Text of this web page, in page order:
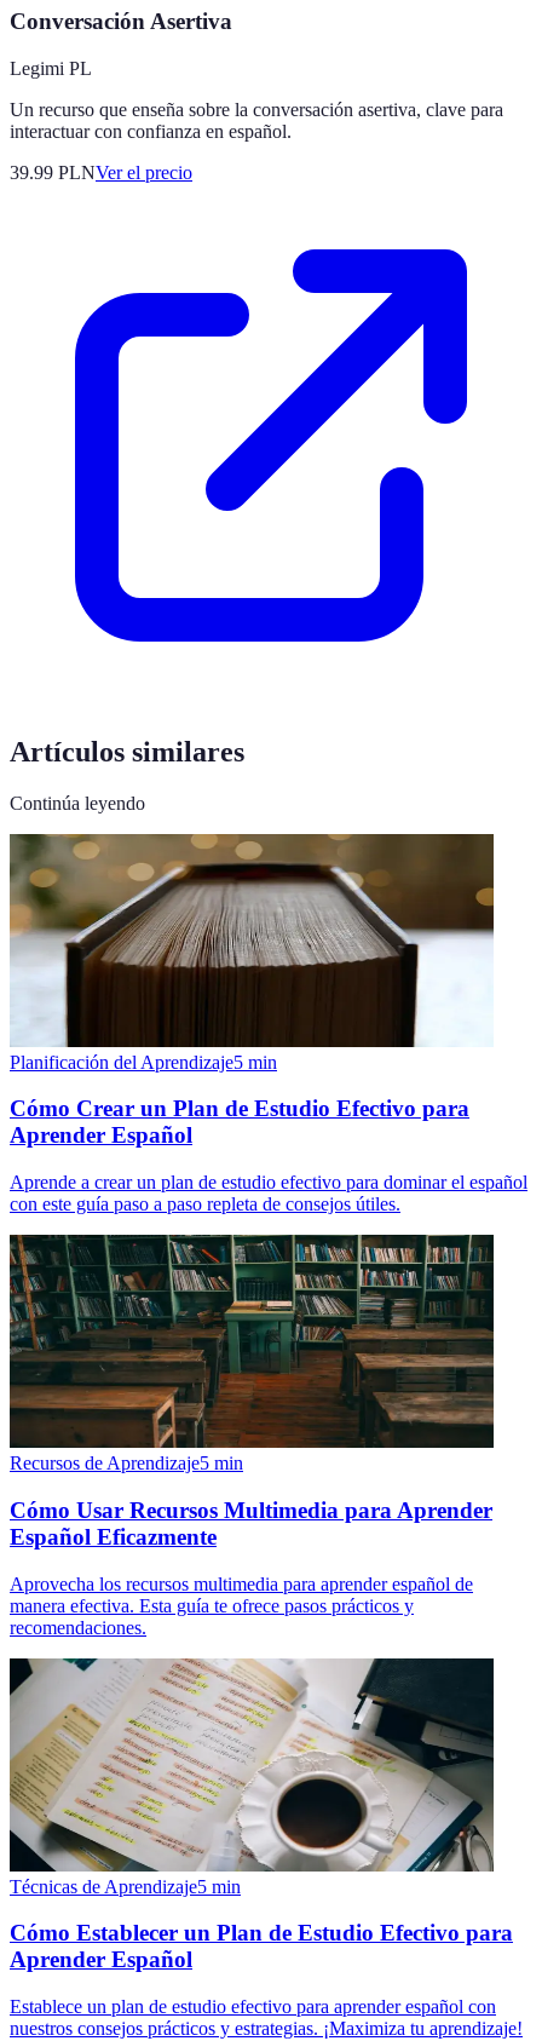
Conversación Asertiva
Legimi PL
Un recurso que enseña sobre la conversación asertiva, clave para
interactuar con confianza en español.
39.99 PLNVer el precio
Artículos similares
Continúa leyendo
Planificación del Aprendizaje5 min
Cómo Crear un Plan de Estudio Efectivo para
Aprender Español
Aprende a crear un plan de estudio efectivo para dominar el español
con este guía paso a paso repleta de consejos útiles.
Recursos de Aprendizaje5 min
Cómo Usar Recursos Multimedia para Aprender
Español Eficazmente
Aprovecha los recursos multimedia para aprender español de
manera efectiva. Esta guía te ofrece pasos prácticos y
recomendaciones.
Técnicas de Aprendizaje5 min
Cómo Establecer un Plan de Estudio Efectivo para
Aprender Español
Establece un plan de estudio efectivo para aprender español con
nuestros consejos prácticos y estrategias. ¡Maximiza tu aprendizaje!